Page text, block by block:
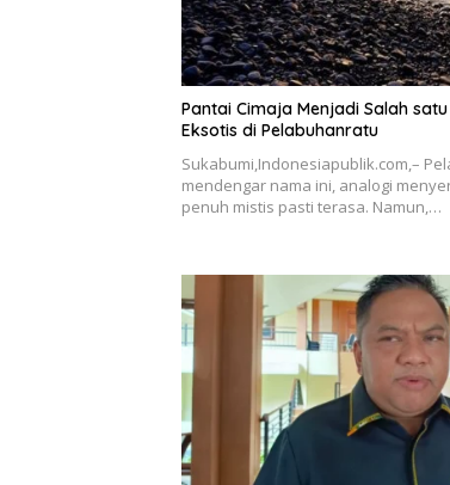
Pantai Cimaja Menjadi Salah
Eksotis di Pelabuhanratu
Sukabumi,Indonesiapublik.com,–
mendengar nama ini, analogi
penuh mistis pasti terasa. Namun,…